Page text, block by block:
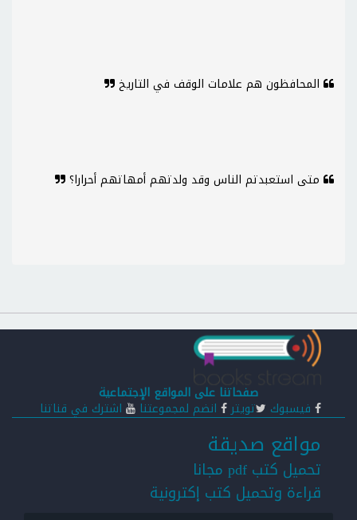
المحافظون هم علامات الوقف في التاريخ
متى استعبدتم الناس وقد ولدتهم أمهاتهم أحرارا؟
صفحاتنا على المواقع الإجتماعية
فيسبوك تويتر انضم لمجموعتنا اشترك في قناتنا
مواقع صديقة
تحميل كتب pdf مجانا
قراءة وتحميل كتب إكترونية